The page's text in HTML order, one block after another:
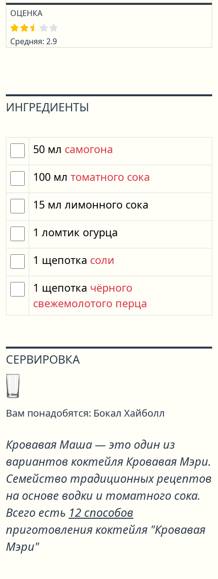
ОЦЕНКА
Средняя: 2.9
ИНГРЕДИЕНТЫ
50 мл самогона
100 мл томатного сока
15 мл лимонного сока
1 ломтик огурца
1 щепотка соли
1 щепотка чёрного
свежемолотого перца
СЕРВИРОВКА
Вам понадобятся: Бокал Хайболл
Кровавая Маша— это один из
вариантов коктейля Кровавая Мэри.
Семейство традиционных рецептов
на основе водки и томатного сока.
Всего есть 12 способов
приготовления коктейля "Кровавая
Мэри"